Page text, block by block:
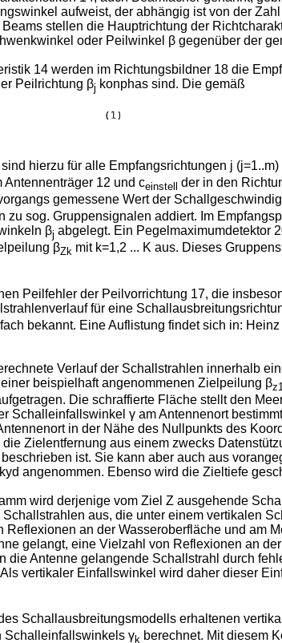
aufweist, der abhängig ist von der
stellen die Hauptrichtung der
oder Peilwinkel β gegenüber der
14 werden im Richtungsbildner 18 die
Peilrichtung βj konphas sind. Die gemäß
sind hierzu für alle Empfangsrichtungen j
Antennenträger 12 und ceinstell
der in den
gemessene Wert der
zu sog. Gruppensignalen addiert. Im
βj abgelegt. Ein Pegelmaximumdetektor
βZk mit k=1,2 ... K aus. Dieses
Peilfehler der Peilvorrichtung 17, die
für eine
bekannt. Eine Auflistung findet sich in:
Verlauf der Schallstrahlen innerhalb
beispielhaft angenommenen Zielpeilung βz1
Die schraffierte Fläche stellt den
Schalleinfallswinkel γ am Antennenort
in der Nähe des Nullpunkts des
Zielentfernung aus einem zwecks
beschrieben ist. Sie kann aber auch aus
angenommen. Ebenso wird die Zieltiefe
wird derjenige vom Ziel Z ausgehende
aus, die unter einem vertikalen
an der Wasseroberfläche und am
gelangt, eine Vielzahl von Reflexionen an
die Antenne gelangende Schallstrahl durch
vertikaler Einfallswinkel wird daher dieser
Schallausbreitungsmodells erhaltenen
Schalleinfallswinkels γk berechnet. Mit diesem